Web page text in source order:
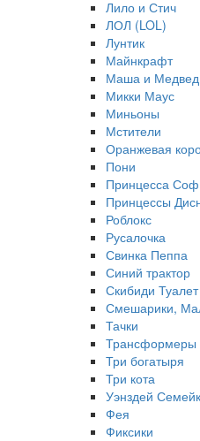
Лило и Стич
ЛОЛ (LOL)
Лунтик
Майнкрафт
Маша и
Микки Маус
Миньоны
Мстители
Оранжевая
Пони
Принцесса
Принцессы
Роблокс
Русалочка
Свинка Пеппа
Синий трактор
Скибиди Туалет
Смешарики,
Тачки
Трансформеры
Три богатыря
Три кота
Уэнздей
Фея
Фиксики